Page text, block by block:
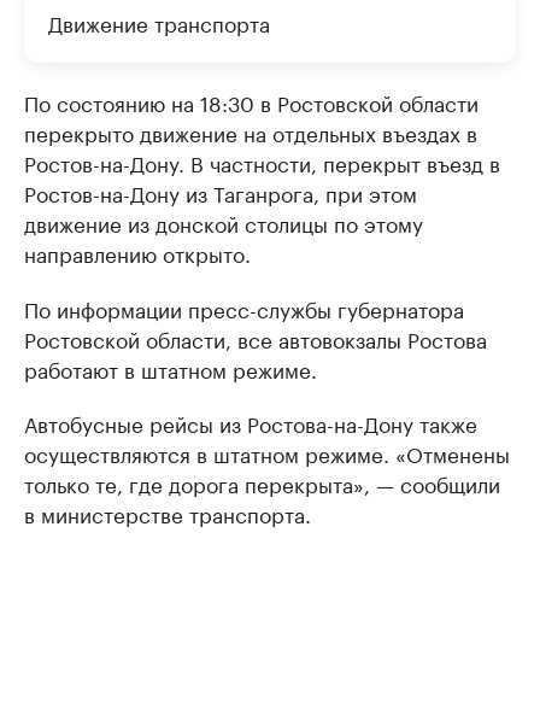
Движение транспорта
По состоянию на 18:30 в Ростовской области
перекрыто движение на отдельных въездах в
Ростов-на-Дону. В частности, перекрыт въезд в
Ростов-на-Дону из Таганрога, при этом
движение из донской столицы по этому
направлению открыто.
По информации пресс-службы губернатора
Ростовской области, все автовокзалы Ростова
работают в штатном режиме.
Автобусные рейсы из Ростова-на-Дону также
осуществляются в штатном режиме. «Отменены
только те, где дорога перекрыта», — сообщили
в министерстве транспорта.